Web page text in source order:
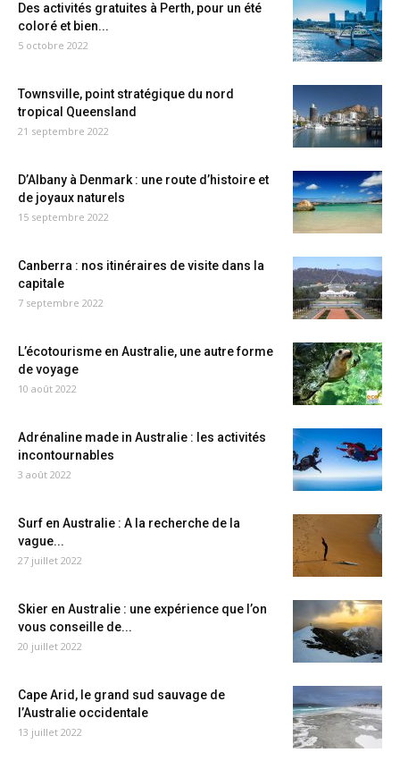
Des activités gratuites à Perth, pour un été
coloré et bien...
5 octobre 2022
Townsville, point stratégique du nord
tropical Queensland
21 septembre 2022
D’Albany à Denmark : une route d’histoire et
de joyaux naturels
15 septembre 2022
Canberra : nos itinéraires de visite dans la
capitale
7 septembre 2022
L’écotourisme en Australie, une autre forme
de voyage
10 août 2022
Adrénaline made in Australie : les activités
incontournables
3 août 2022
Surf en Australie : A la recherche de la
vague...
27 juillet 2022
Skier en Australie : une expérience que l’on
vous conseille de...
20 juillet 2022
Cape Arid, le grand sud sauvage de
l’Australie occidentale
13 juillet 2022